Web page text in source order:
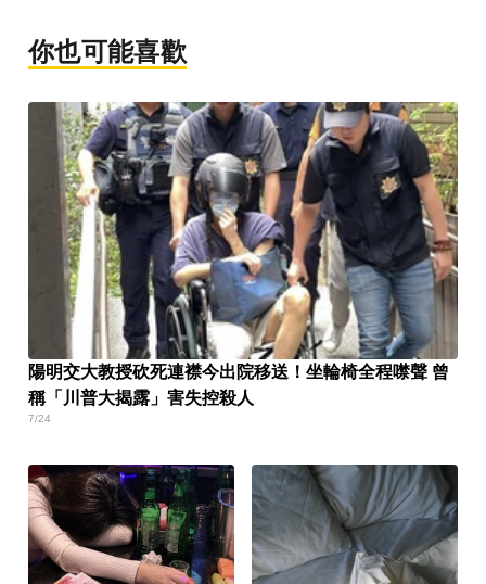
你也可能喜歡
陽明交大教授砍死連襟今出院移送！坐輪椅全程噤聲 曾
稱「川普大揭露」害失控殺人
7/24